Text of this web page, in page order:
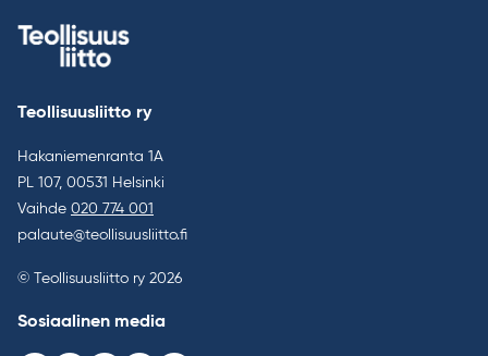
Teollisuusliitto ry
Hakaniemenranta 1A
PL 107, 00531 Helsinki
Vaihde 020 774 001
palaute@teollisuusliitto.fi
© Teollisuusliitto ry 2026
Sosiaalinen media